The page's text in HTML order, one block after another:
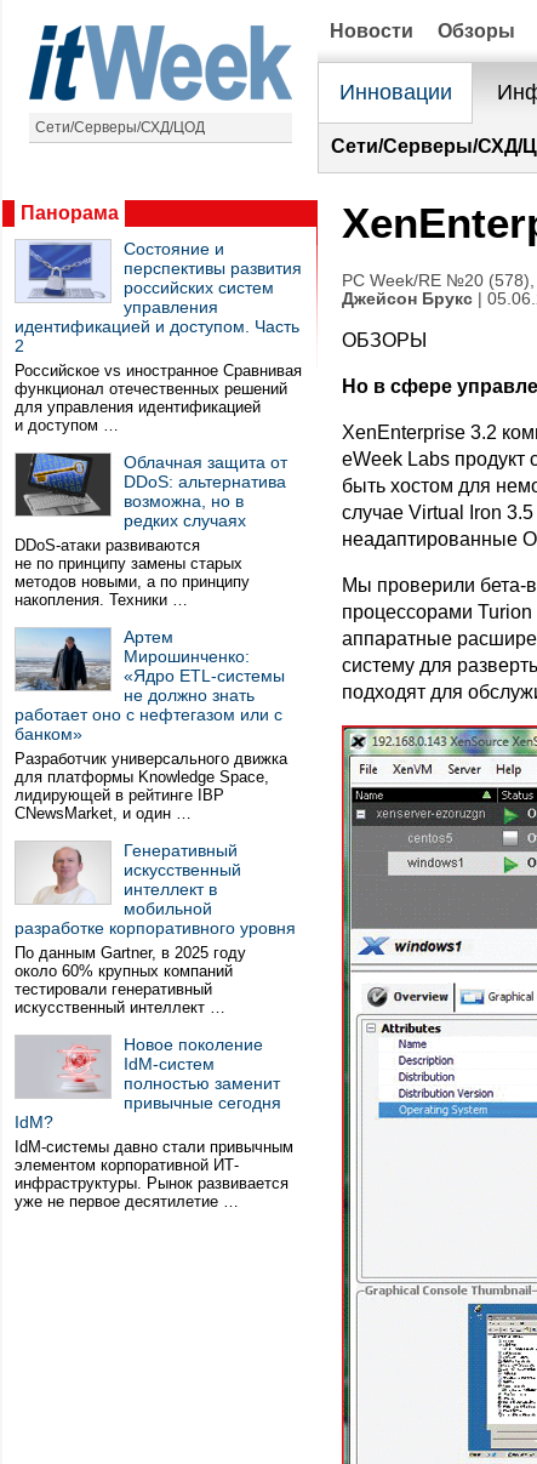
Сети/Серверы/СХД/ЦОД
Новости Обзоры
Инновации
Сети/Серверы/СХД/
Панорама
Состояние и
перспективы развития
российских систем
управления
идентификацией и доступом. Часть
2
Российское vs иностранное Сравнивая
функционал отечественных решений
для управления идентификацией
и доступом …
Облачная защита от
DDoS: альтернатива
возможна, но в
редких случаях
DDoS-атаки развиваются
не по принципу замены старых
методов новыми, а по принципу
накопления. Техники …
Артем
Мирошинченко:
«Ядро ETL-системы
не должно знать
работает оно с нефтегазом или с
банком»
Разработчик универсального движка
для платформы Knowledge Space,
лидирующей в рейтинге IBP
CNewsMarket, и один …
Генеративный
искусственный
интеллект в
мобильной
разработке корпоративного уровня
По данным Gartner, в 2025 году
около 60% крупных компаний
тестировали генеративный
искусственный интеллект …
Новое поколение
IdM-систем
полностью заменит
привычные сегодня
IdM?
IdM-системы давно стали привычным
элементом корпоративной ИТ-
инфраструктуры. Рынок развивается
уже не первое десятилетие …
PC Week/RE №20
Джейсон Брукс |
ОБЗОРЫ
Но в сфере
XenEnterprise 3.2
eWeek Labs продукт
быть хостом для
случае Virtual Iron
неадаптированные
Мы проверили бета-
процессорами
аппаратные
систему для
подходят для